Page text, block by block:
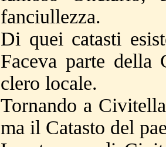
fanciullezza.
Di quei catasti
Faceva parte della
clero locale.
Tornando a
ma il Catasto del